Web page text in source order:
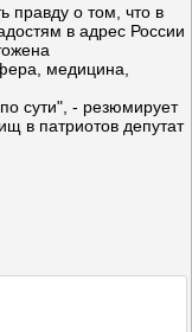
правду о том, что в
в адрес России
медицина,
сути", - резюмирует
в патриотов депутат